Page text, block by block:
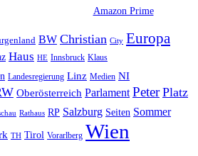
Amazon Prime
BW Christian City Europa
Haus HE Innsbruck Klaus
Landesregierung Linz Medien NI
Oberösterreich Parlament Peter Platz
Rathaus RP Salzburg Seiten Sommer
TH Tirol Vorarlberg Wien